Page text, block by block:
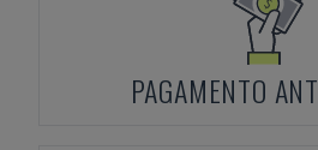
PAGAMENTO